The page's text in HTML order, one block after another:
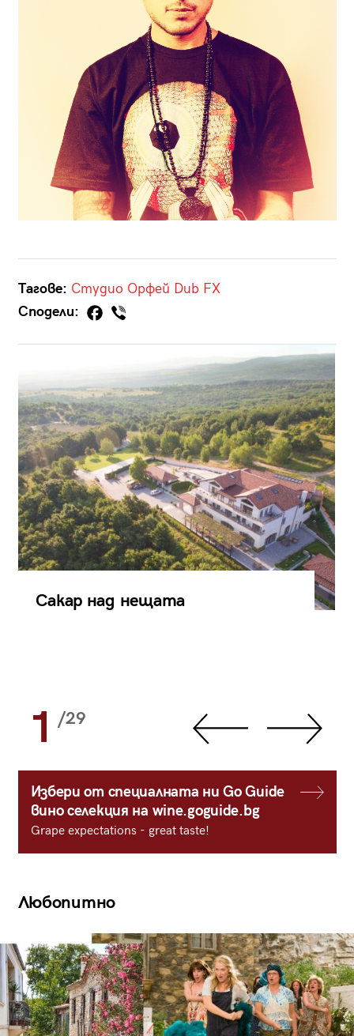
Тагове: Студио Орфей Dub FX
Сподели:
Сакар над нещата
1 /29
Избери от специалната ни Go Guide
вино селекция на wine.goguide.bg
Grape expectations - great taste!
Любопитно